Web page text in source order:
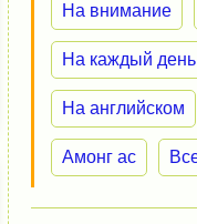
На внимание
На каждый день
На английском
Амонг ас